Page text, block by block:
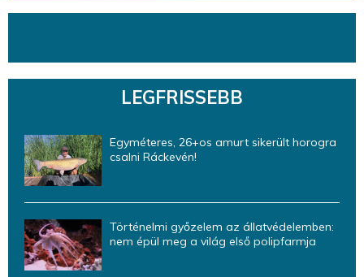
LEGFRISSEBB
Egyméteres, 26+os amurt sikerült horogra
csalni Ráckevén!
Történelmi győzelem az állatvédelemben:
nem épül meg a világ első polipfarmja